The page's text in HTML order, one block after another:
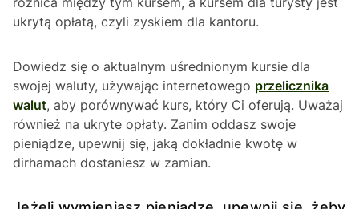
ukrytą opłatą, czyli zyskiem dla kantoru.
Dowiedz się o aktualnym uśrednionym kursie dla
swojej waluty, używając internetowego przelicznika
walut, aby porównywać kurs, który Ci oferują. Uważaj
również na ukryte opłaty. Zanim oddasz swoje
pieniądze, upewnij się, jaką dokładnie kwotę w
dirhamach dostaniesz w zamian.